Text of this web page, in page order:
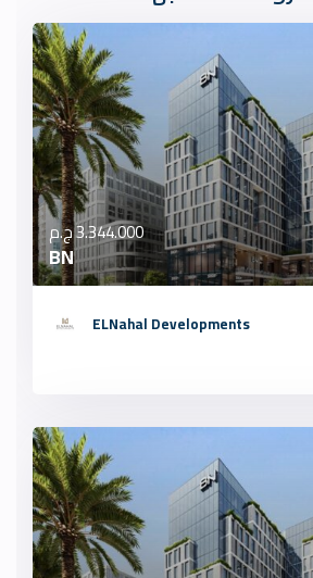
3.344.000 ج.م
BN
ELNahal Developments